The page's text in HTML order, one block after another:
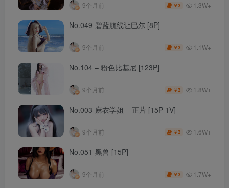
9个月前 ￥3 1.3W+
No.049-碧蓝航线让巴尔 [8P]
9个月前 ￥3 1.1W+
No.104 – 粉色比基尼 [123P]
9个月前 ￥3 1.8W+
No.003-麻衣学姐 – 正片 [15P 1V]
9个月前 ￥3 1.6W+
No.051-黑兽 [15P]
9个月前 ￥3 1.7W+